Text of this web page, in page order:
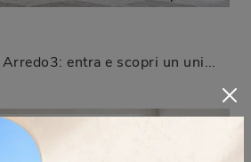
Cucine con isola Arredo3: entra e scopri un universo di design e contenuto estetico! La cucina classica Gioiosa 02 ti sta aspettando.